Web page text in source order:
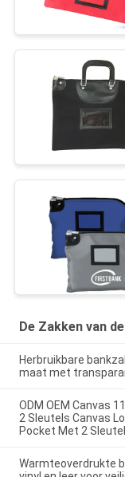
De Zakken van
Herbruikbare
maat met
ODM OEM Canvas
2 Sleutels Canvas
Pocket Met 2
Warmteoverdrukte